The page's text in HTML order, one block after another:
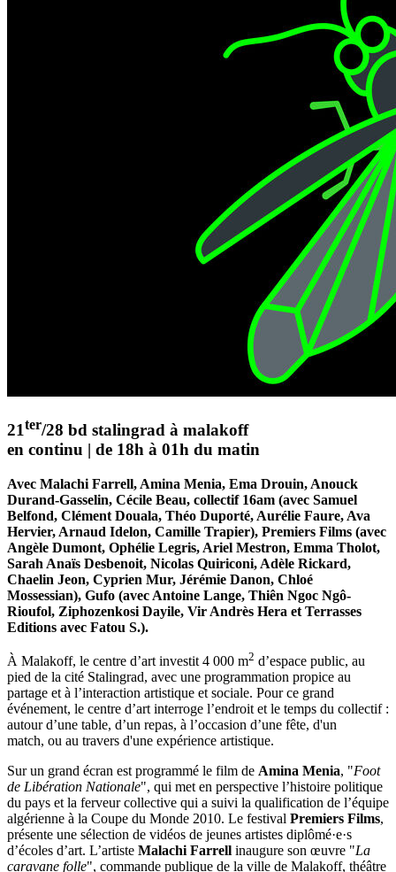
21ter/28 bd stalingrad à malakoff
en continu | de 18h à 01h du matin
Avec Malachi Farrell, Amina Menia, Ema Drouin, Anouck
Durand-Gasselin, Cécile Beau, collectif 16am (avec Samuel
Belfond, Clément Douala, Théo Duporté, Aurélie Faure, Ava
Hervier, Arnaud Idelon, Camille Trapier), Premiers Films (avec
Angèle Dumont, Ophélie Legris, Ariel Mestron, Emma Tholot,
Sarah Anaïs Desbenoit, Nicolas Quiriconi, Adèle Rickard,
Chaelin Jeon, Cyprien Mur, Jérémie Danon, Chloé
Mossessian), Gufo (avec Antoine Lange, Thiên Ngoc Ngô-
Rioufol, Ziphozenkosi Dayile, Vir Andrès Hera et Terrasses
Editions avec Fatou S.).
À Malakoff, le centre d’art investit 4 000 m2 d’espace public, au
pied de la cité Stalingrad, avec une programmation propice au
partage et à l’interaction artistique et sociale. Pour ce grand
événement, le centre d’art interroge l’endroit et le temps du collectif :
autour d’une table, d’un repas, à l’occasion d’une fête, d'un
match, ou au travers d'une expérience artistique.
Sur un grand écran est programmé le film de Amina Menia, "Foot
de Libération Nationale", qui met en perspective l’histoire politique
du pays et la ferveur collective qui a suivi la qualification de l’équipe
algérienne à la Coupe du Monde 2010. Le festival Premiers Films,
présente une sélection de vidéos de jeunes artistes diplômé·e·s
d’écoles d’art. L’artiste Malachi Farrell inaugure son œuvre "La
caravane folle", commande publique de la ville de Malakoff, théâtre